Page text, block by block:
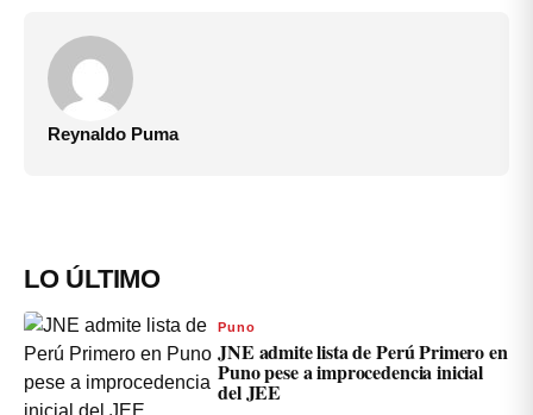
Reynaldo Puma
LO ÚLTIMO
Puno
JNE admite lista de Perú Primero en
Puno pese a improcedencia inicial
del JEE